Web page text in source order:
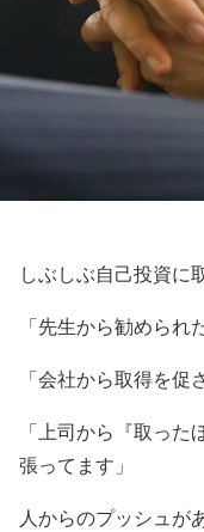
しぶしぶ自己投資に
「先生から勧められ
「会社から取得を促
「上司から『取っ
張ってます」
人からのプッシュが